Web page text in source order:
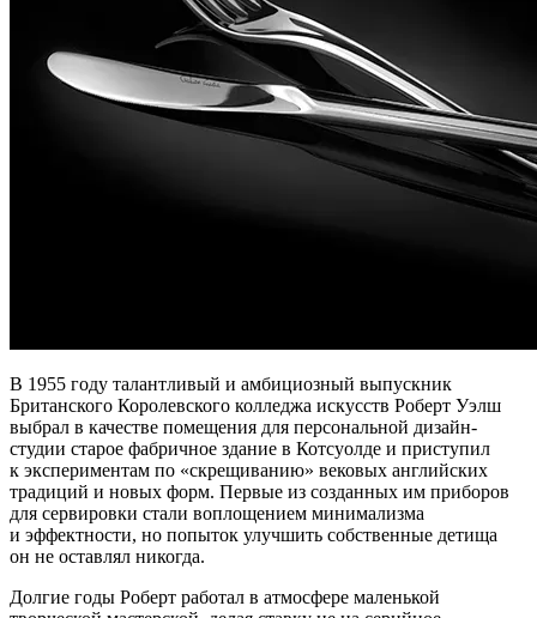
В 1955 году талантливый и амбициозный выпускник
Британского Королевского колледжа искусств Роберт Уэлш
выбрал в качестве помещения для персональной дизайн-
студии старое фабричное здание в Котсуолде и приступил
к экспериментам по «скрещиванию» вековых английских
традиций и новых форм. Первые из созданных им приборов
для сервировки стали воплощением минимализма
и эффектности, но попыток улучшить собственные детища
он не оставлял никогда.
Долгие годы Роберт работал в атмосфере маленькой